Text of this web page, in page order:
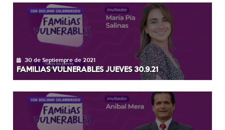
30 de Septiempre de 2021
FAMILIAS VULNERABLES JUEVES 30.9.21